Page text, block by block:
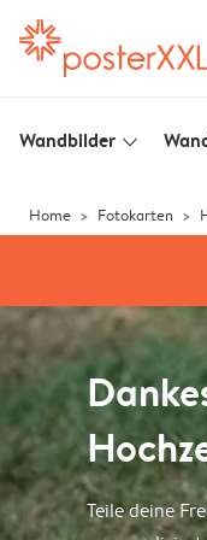
Wandbilder slim_arrow_down
Home Fotokarten
Teile deine